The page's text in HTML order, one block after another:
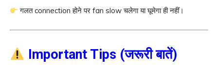
गलत connection होने पर fan slow चलेगा या घूमेगा ही नहीं।
Important Tips (जरूरी बातें)